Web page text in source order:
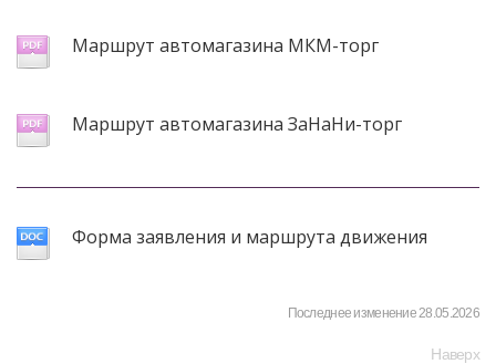
Маршрут автомагазина МКМ-торг
Маршрут автомагазина ЗаНаНи-торг
Форма заявления и маршрута движения
Последнее изменение 28.05.2026
Наверх